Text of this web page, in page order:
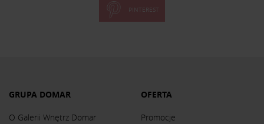
PINTEREST
GRUPA DOMAR
O Galerii Wnętrz Domar
OFERTA
Promocje